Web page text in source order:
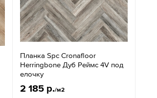
Планка Spc Cronafloor
Herringbone Дуб Реймс 4V под
елочку
2 185 р./м2